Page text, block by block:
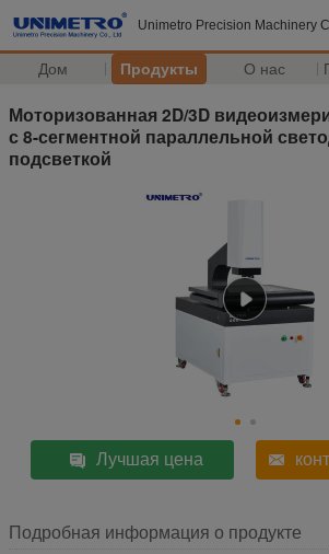
Unimetro Precision Machinery
Дом Продукты О нас
Моторизованная 2D/3D
с 8-сегментной параллельной
подсветкой
Лучшая цена
Подробная информация о продукте